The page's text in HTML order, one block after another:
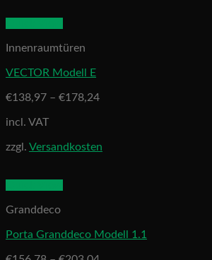
Innenraumtüren
VECTOR Modell E
€138,97 – €178,24
incl. VAT
zzgl. Versandkosten
Granddeco
Porta Granddeco Modell 1.1